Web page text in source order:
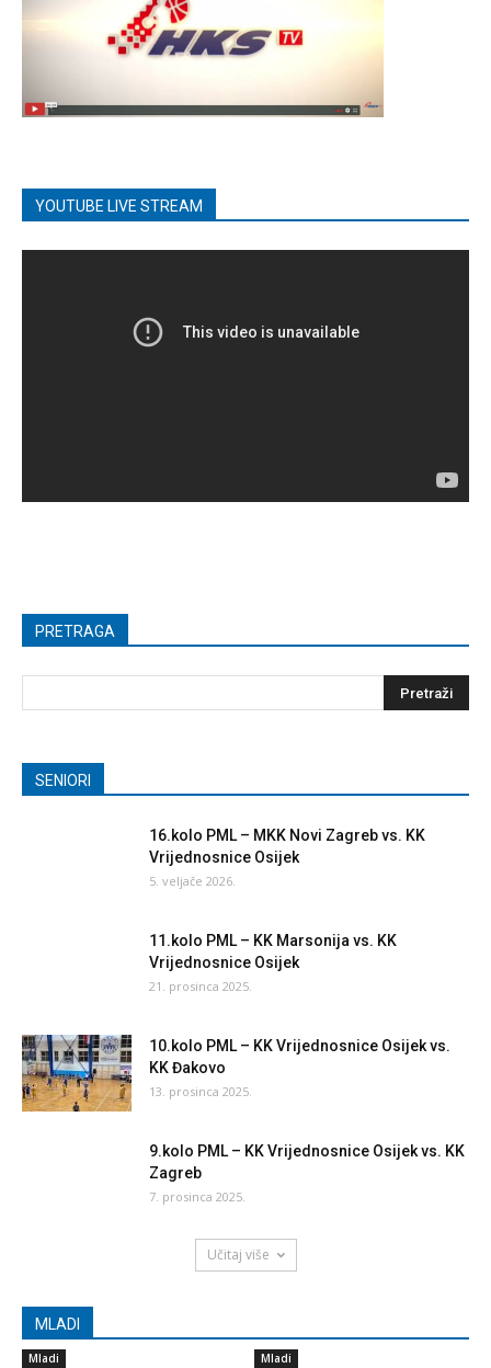
YOUTUBE LIVE STREAM
PRETRAGA
SENIORI
16.kolo PML – MKK Novi Zagreb vs. KK
Vrijednosnice Osijek
5. veljače 2026.
11.kolo PML – KK Marsonija vs. KK
Vrijednosnice Osijek
21. prosinca 2025.
10.kolo PML – KK Vrijednosnice Osijek vs.
KK Đakovo
13. prosinca 2025.
9.kolo PML – KK Vrijednosnice Osijek vs. KK
Zagreb
7. prosinca 2025.
Učitaj više
MLADI
Mladi Mladi